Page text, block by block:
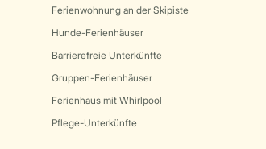
Ferienwohnung an der Skipiste
Hunde-Ferienhäuser
Barrierefreie Unterkünfte
Gruppen-Ferienhäuser
Ferienhaus mit Whirlpool
Pflege-Unterkünfte